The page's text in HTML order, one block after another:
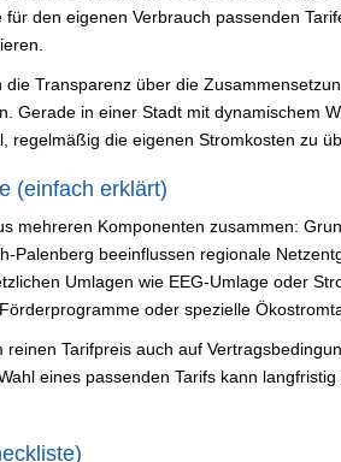
für den eigenen Verbrauch passenden
Transparenz über die
Gerade in einer Stadt mit dynamischem
regelmäßig die eigenen Stromkosten zu
(einfach erklärt)
mehreren Komponenten zusammen:
Palenberg beeinflussen regionale
Umlagen wie EEG-Umlage oder
oder spezielle
Tarifpreis auch auf
eines passenden Tarifs kann